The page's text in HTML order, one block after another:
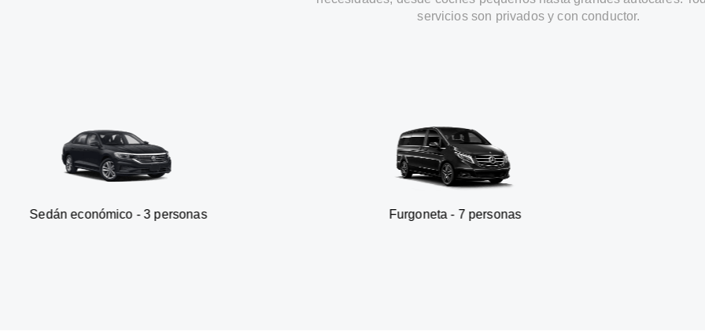
servicios son privados y con conductor.
- 3 personas Furgoneta - 7 personas SUV - 3